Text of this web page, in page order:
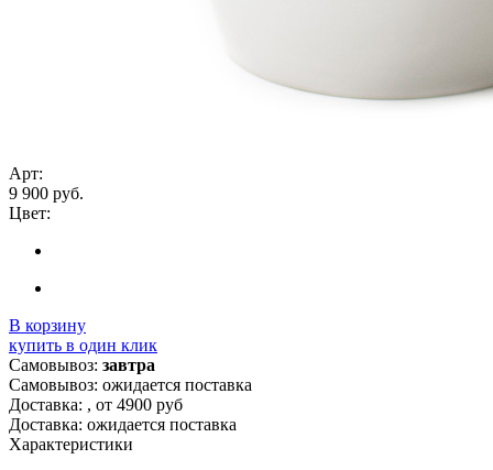
Арт:
9 900 руб.
Цвет:
В корзину
купить в один клик
Самовывоз: завтра
Самовывоз: ожидается поставка
Доставка: , от 4900 руб
Доставка: ожидается поставка
Характеристики